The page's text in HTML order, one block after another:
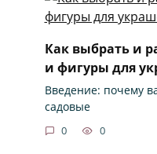
Как выбрать и
и фигуры для
Введение: почему
садовые
0 0